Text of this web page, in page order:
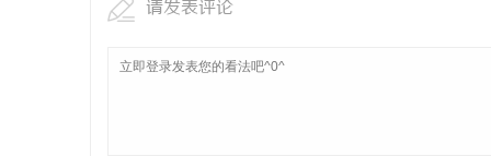
请发表评论